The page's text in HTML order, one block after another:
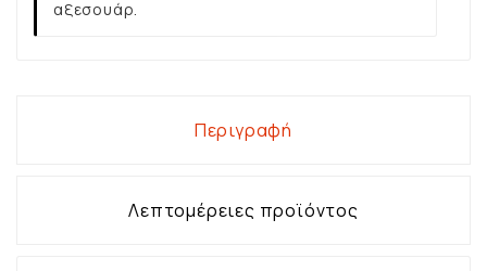
αξεσουάρ.
Περιγραφή
Λεπτομέρειες προϊόντος